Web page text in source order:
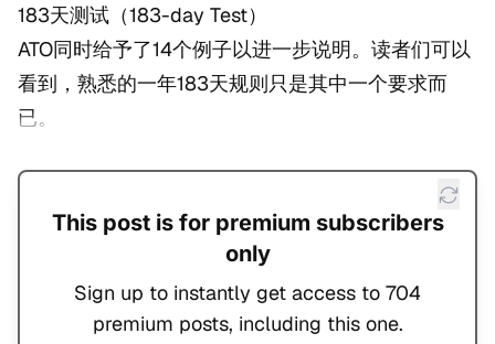
183天测试（183-day Test）
ATO同时给予了14个例子以进一步说明。读者们可以
看到，熟悉的一年183天规则只是其中一个要求而
已。
This post is for premium subscribers
only
Sign up to instantly get access to 704
premium posts, including this one.